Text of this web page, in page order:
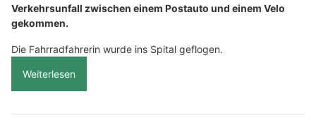
Verkehrsunfall zwischen einem Postauto und einem Velo
gekommen.
Die Fahrradfahrerin wurde ins Spital geflogen.
Weiterlesen